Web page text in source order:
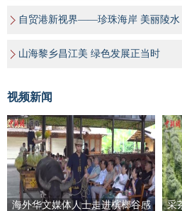
自贸港新视界——珍珠海岸 美丽陵水
山海黎乡昌江美 绿色发展正当时
视频新闻
海外华文媒体人士走进槟榔谷感
采